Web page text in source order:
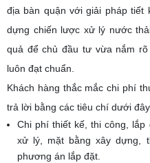
địa bàn quận với giải pháp tiết
dựng chiến lược xử lý nước
quả để chủ đầu tư vừa nắm
luôn đạt chuẩn.
Khách hàng thắc mắc chi phí
trả lời bằng các tiêu chí dưới
Chi phí thiết kế, thi công,
xử lý, mặt bằng xây dựng,
phương án lắp đặt.